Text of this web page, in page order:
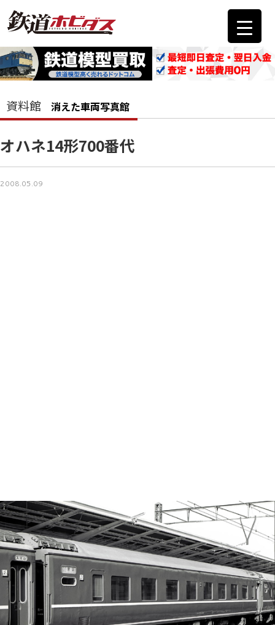
資料館 消えた車両写真館
オハネ14形700番代
2008.05.09